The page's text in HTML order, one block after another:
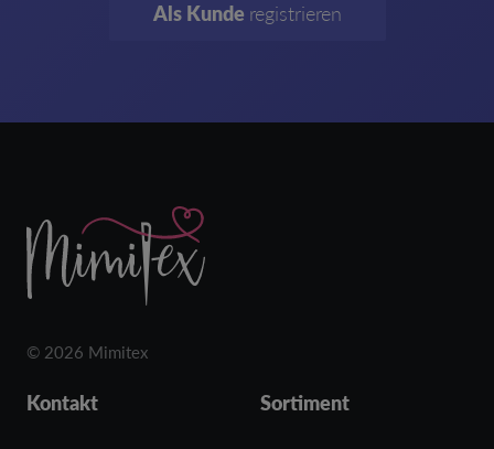
Als Kunde registrieren
© 2026 Mimitex
Kontakt Sortiment